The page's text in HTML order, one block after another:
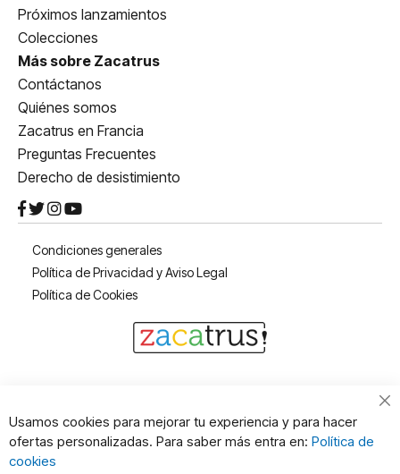
Próximos lanzamientos
Colecciones
Más sobre Zacatrus
Contáctanos
Quiénes somos
Zacatrus en Francia
Preguntas Frecuentes
Derecho de desistimiento
Condiciones generales
Política de Privacidad y Aviso Legal
Política de Cookies
Usamos cookies para mejorar tu experiencia y para hacer
ofertas personalizadas. Para saber más entra en: Política de
cookies